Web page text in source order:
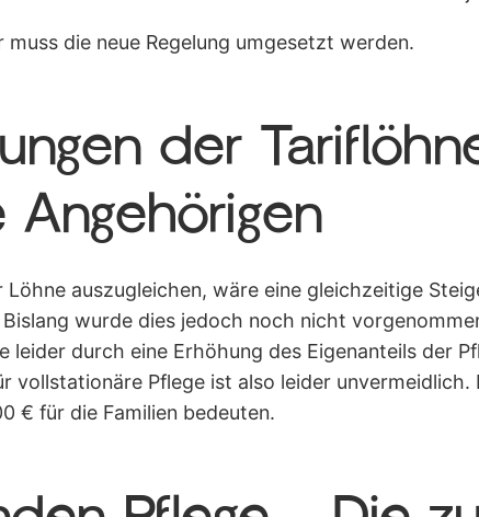
muss die neue Regelung umgesetzt werden.
der
Angehörigen
Löhne auszugleichen, wäre eine gleichzeitige
wurde dies jedoch noch nicht
leider durch eine Erhöhung des Eigenanteils der
vollstationäre Pflege ist also leider unvermeidlich.
€ für die Familien bedeuten.